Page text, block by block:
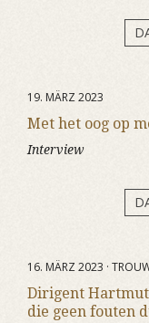
19. MÄRZ 2023
Met het oog op
Interview
16. MÄRZ 2023 ·
Dirigent Hartmut
die geen fouten